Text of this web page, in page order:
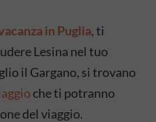
in Puglia, ti
Lesina nel tuo
il Gargano, si trovano
che ti potranno
del viaggio.